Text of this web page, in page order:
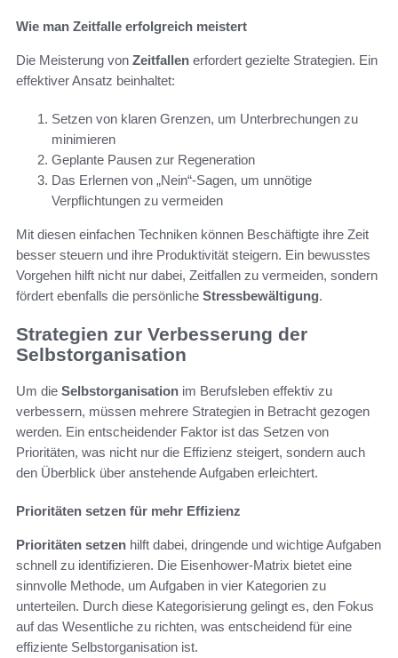
Wie man Zeitfalle erfolgreich meistert
Die Meisterung von Zeitfallen erfordert gezielte Strategien. Ein
effektiver Ansatz beinhaltet:
Setzen von klaren Grenzen, um Unterbrechungen zu
minimieren
Geplante Pausen zur Regeneration
Das Erlernen von „Nein“-Sagen, um unnötige
Verpflichtungen zu vermeiden
Mit diesen einfachen Techniken können Beschäftigte ihre Zeit
besser steuern und ihre Produktivität steigern. Ein bewusstes
Vorgehen hilft nicht nur dabei, Zeitfallen zu vermeiden, sondern
fördert ebenfalls die persönliche Stressbewältigung.
Strategien zur Verbesserung der
Selbstorganisation
Um die Selbstorganisation im Berufsleben effektiv zu
verbessern, müssen mehrere Strategien in Betracht gezogen
werden. Ein entscheidender Faktor ist das Setzen von
Prioritäten, was nicht nur die Effizienz steigert, sondern auch
den Überblick über anstehende Aufgaben erleichtert.
Prioritäten setzen für mehr Effizienz
Prioritäten setzen hilft dabei, dringende und wichtige Aufgaben
schnell zu identifizieren. Die Eisenhower-Matrix bietet eine
sinnvolle Methode, um Aufgaben in vier Kategorien zu
unterteilen. Durch diese Kategorisierung gelingt es, den Fokus
auf das Wesentliche zu richten, was entscheidend für eine
effiziente Selbstorganisation ist.